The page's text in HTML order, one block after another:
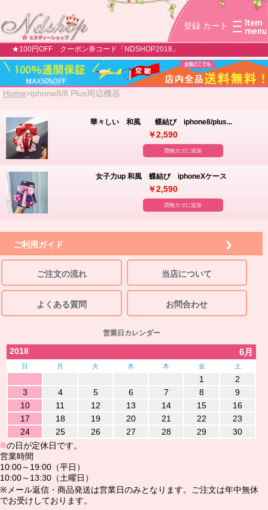
登録 カート
★100円OFF クーポン券コード「NDSHOP2018」
Home>iphone8/8 Plus周辺機器
華々しい 和風 蝶結び iphone8/plus...
￥2,590
買物カゴに追加
女子力up 和風 蝶結び iphoneXケース
￥2,590
買物カゴに追加
ご利用ガイド
ご注文の流れ 当店について
よくある質問 お問合わせ
営業日カレンダー
2018 6月
日 月 火 水 木 金 土
1
2
3
4 5 6 7 8
9
10
11 12 13 14 15
16
17
18 19 20 21 22
23
24
25 26 27 28 29 30
■の日が定休日です。
営業時間
10:00～19:00（平日）
10:00～13:30（土曜日）
※メール返信・商品発送は営業日のみとなります。ご注文は年中無休
でお受けしております。